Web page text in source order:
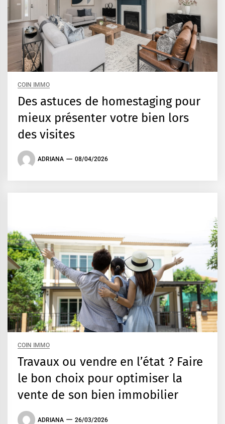
COIN IMMO
Des astuces de homestaging pour
mieux présenter votre bien lors
des visites
ADRIANA 08/04/2026
COIN IMMO
Travaux ou vendre en l’état ? Faire
le bon choix pour optimiser la
vente de son bien immobilier
ADRIANA 26/03/2026